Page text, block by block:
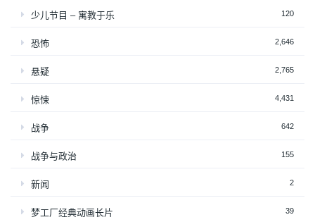
少儿节目 – 寓教于乐 120
恐怖 2,646
悬疑 2,765
惊悚 4,431
战争 642
战争与政治 155
新闻 2
梦工厂经典动画长片 39